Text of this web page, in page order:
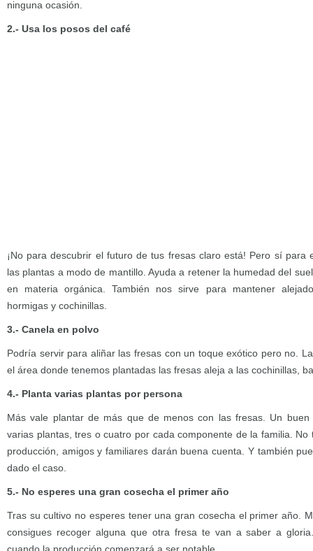
ninguna ocasión.
2.- Usa los posos del café
¡No para descubrir el futuro de tus fresas claro está! Pero sí para
las plantas a modo de mantillo. Ayuda a retener la humedad del
en materia orgánica. También nos sirve para mantener
hormigas y cochinillas.
3.- Canela en polvo
Podría servir para aliñar las fresas con un toque exótico pero no.
el área donde tenemos plantadas las fresas aleja a las cochinillas,
4.- Planta varias plantas por persona
Más vale plantar de más que de menos con las fresas. Un buen
varias plantas, tres o cuatro por cada componente de la familia.
producción, amigos y familiares darán buena cuenta. Y también
dado el caso.
5.- No esperes una gran cosecha el primer año
Tras su cultivo no esperes tener una gran cosecha el primer año.
consigues recoger alguna que otra fresa te van a saber a